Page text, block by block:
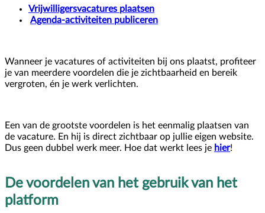
Vrijwilligersvacatures plaatsen
Agenda-activiteiten publiceren
Wanneer je vacatures of activiteiten bij ons plaatst, profiteer
je van meerdere voordelen die je zichtbaarheid en bereik
vergroten, én je werk verlichten.
Een van de grootste voordelen is het eenmalig plaatsen van
de vacature. En hij is direct zichtbaar op jullie eigen website.
Dus geen dubbel werk meer. Hoe dat werkt lees je hier!
De voordelen van het gebruik van het
platform